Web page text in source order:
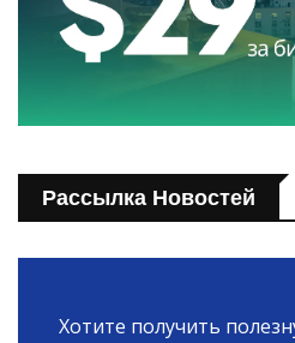
Рассылка Новостей
Хотите получить